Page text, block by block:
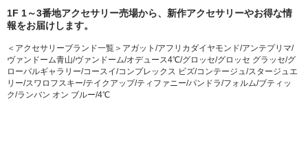
1F 1～3番地アクセサリー売場から、新作アクセサリーやお得な情
報をお届けします。
＜アクセサリーブランド一覧＞アガット/アフリカダイヤモンド/アンテプリマ/
ヴァンドーム青山/ヴァンドーム/オデュース4℃/グロッセ/グロッセ グラッセ/グ
ローバルギャラリー/コースイ/コンプレックス ビズ/コンテージュ/スタージュエ
リー/スワロフスキー/テイクアップ/ティファニー/パンドラ/フォルム/ブティッ
ク/ランバン オン ブルー/4℃